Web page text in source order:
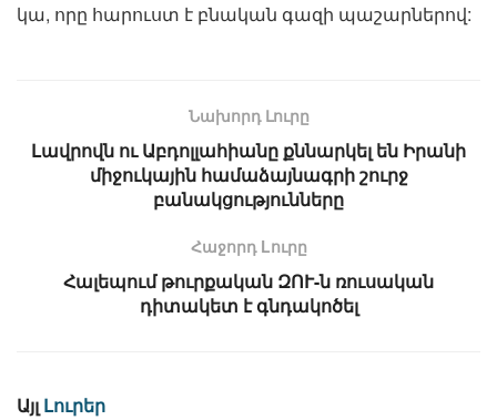
կա, որը հարուստ է բնական գազի պաշարներով:
Նախորդ Լուրը
Լավրովն ու Աբդոլլահիանը քննարկել են Իրանի
միջուկային համաձայնագրի շուրջ
բանակցությունները
Հաջորդ Lուրը
Հալեպում թուրքական ԶՈՒ-ն ռուսական
դիտակետ է գնդակոծել
Այլ Լուրեր